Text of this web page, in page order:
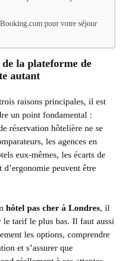
pour votre séjour
la plateforme de
autant
raisons principales, il est
un point fondamental :
réservation hôtelière ne se
les agences en
eux-mêmes, les écarts de
d’ergonomie peuvent être
hôtel pas cher à Londres, il
le tarif le plus bas. Il faut aussi
les options, comprendre
et s’assurer que